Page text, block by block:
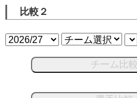
比較２
チーム比